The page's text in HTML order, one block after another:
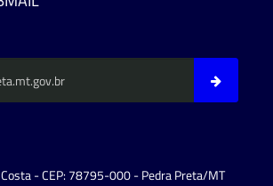
Costa - CEP: 78795-000 - Pedra Preta/MT